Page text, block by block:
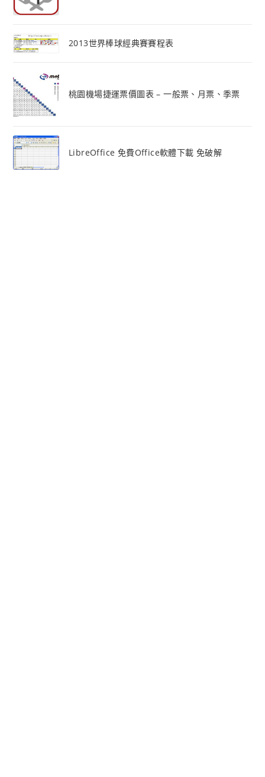
2013世界棒球經典賽賽程表
桃園機場捷運票價圖表 – 一般票、月票、季票
LibreOffice 免費Office軟體下載 免破解